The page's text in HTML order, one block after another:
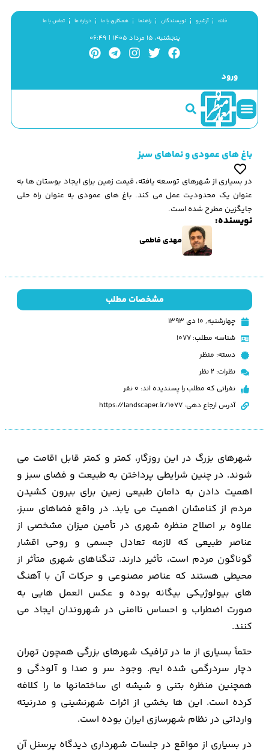
خانه آرشیو نویسندگان راهنما همکاری با ما درباره ما تماس با ما
پنجشنبه، ۱۵ مرداد ۱۴۰۵ | ۰۶:۴۹
ورود
باغ های عمودی و نماهای سبز
در بسیاری از شهرهای توسعه یافته، قیمت زمین برای ایجاد بوستان ها به
عنوان یک محدودیت عمل می کند. باغ های عمودی به عنوان راه حلی
جایگزین مطرح شده است.
نویسنده:
مهدی فاطمی
مشخصات مطلب
چهارشنبه, ۱۰ دی ۱۳۹۳
شناسه مطلب: 1077
دسته: منظر
نظرات: 2 نظر
نفراتی که مطلب را پسندیده اند: 0 نفر
آدرس ارجاع دهی: https://landscaper.ir/1077
شهرهای بزرگ در این روزگار، كمتر و كمتر قابل اقامت می
شوند. در چنین شرایطی پرداختن به طبیعت و فضای سبز و
اهمیت دادن به دامان طبیعی زمین برای بیرون كشیدن
مردم از كنامشان اهمیت می یابد. در واقع فضاهای سبز،
علاوه بر اصلاح منظره شهری در تأمین میزان مشخصی از
عناصر طبیعی كه لازمه تعادل جسمی و روحی اقشار
گوناگون مردم است، تأثیر دارند. تنگناهای شهری متأثر از
محیطی هستند كه عناصر مصنوعی و حركات آن با آهنگ
های بیولوژیكی بیگانه بوده و عكس العمل هایی به
صورت اضطراب و احساس ناامنی در شهروندان ایجاد می
كنند.
حتماً بسیاری از ما در ترافیک شهرهای بزرگی همچون تهران
دچار سردرگمی شده ایم. وجود سر و صدا و آلودگی و
همچنین منظره بتنی و شیشه ای ساختمانها ما را کلافه
کرده است. این ها بخشی از اثرات شهرنشینی و مدرنیته
وارداتی در نظام شهرسازی ایران بوده است.
در بسیاری از مواقع در جلسات شهرداری دیدگاه پرسنل آن